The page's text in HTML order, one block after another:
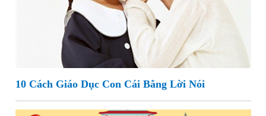
10 Cách Giáo Dục Con Cái Bằng Lời Nói